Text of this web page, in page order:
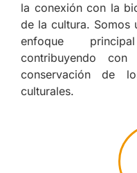
la conexión con la
de la cultura. Somos
enfoque
contribuyendo
conservación de
culturales.